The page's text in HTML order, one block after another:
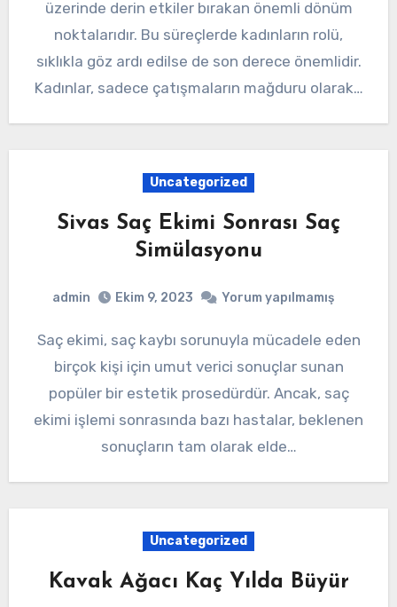
üzerinde derin etkiler bırakan önemli dönüm
noktalarıdır. Bu süreçlerde kadınların rolü,
sıklıkla göz ardı edilse de son derece önemlidir.
Kadınlar, sadece çatışmaların mağduru olarak…
Uncategorized
Sivas Saç Ekimi Sonrası Saç
Simülasyonu
admin Ekim 9, 2023 Yorum yapılmamış
Saç ekimi, saç kaybı sorunuyla mücadele eden
birçok kişi için umut verici sonuçlar sunan
popüler bir estetik prosedürdür. Ancak, saç
ekimi işlemi sonrasında bazı hastalar, beklenen
sonuçların tam olarak elde…
Uncategorized
Kavak Ağacı Kaç Yılda Büyür